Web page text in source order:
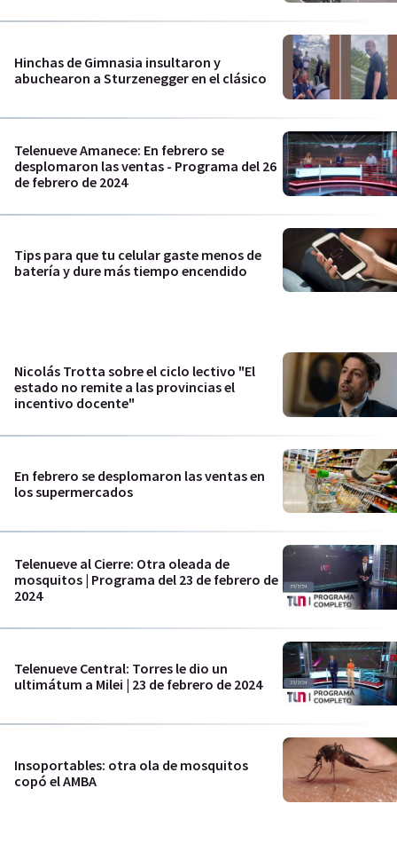
Hinchas de Gimnasia insultaron y
abuchearon a Sturzenegger en el clásico
Telenueve Amanece: En febrero se
desplomaron las ventas - Programa del 26
de febrero de 2024
Tips para que tu celular gaste menos de
batería y dure más tiempo encendido
Nicolás Trotta sobre el ciclo lectivo "El
estado no remite a las provincias el
incentivo docente"
En febrero se desplomaron las ventas en
los supermercados
Telenueve al Cierre: Otra oleada de
mosquitos | Programa del 23 de febrero de
2024
Telenueve Central: Torres le dio un
ultimátum a Milei | 23 de febrero de 2024
Insoportables: otra ola de mosquitos
copó el AMBA